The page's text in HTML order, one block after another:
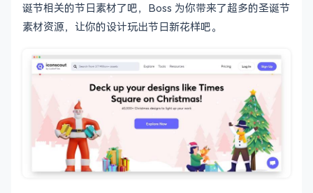
诞节相关的节日素材了吧，Boss 为你带来了超多的圣诞节
素材资源，让你的设计玩出节日新花样吧。